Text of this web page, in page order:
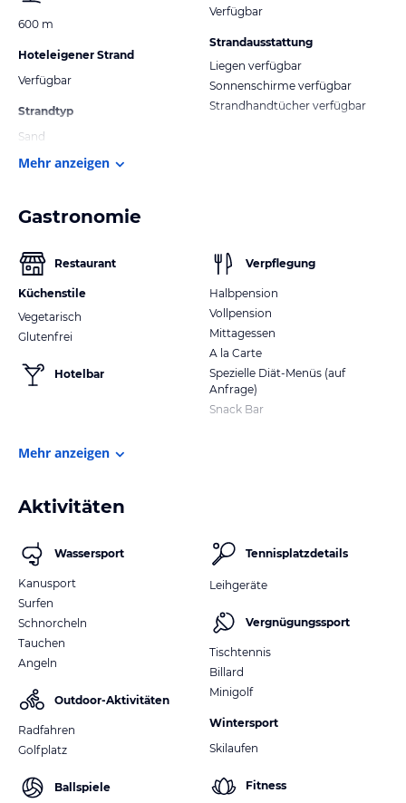
600 m
Hoteleigener Strand
Verfügbar
Strandtyp
Sand
Verfügbar
Strandausstattung
Liegen verfügbar
Sonnenschirme verfügbar
Strandhandtücher verfügbar
Mehr anzeigen
Gastronomie
Restaurant
Küchenstile
Vegetarisch
Glutenfrei
Hotelbar
Verpflegung
Halbpension
Vollpension
Mittagessen
A la Carte
Spezielle Diät-Menüs (auf
Anfrage)
Snack Bar
Mehr anzeigen
Aktivitäten
Wassersport
Kanusport
Surfen
Schnorcheln
Tauchen
Angeln
Outdoor-Aktivitäten
Radfahren
Golfplatz
Ballspiele
Tennisplatzdetails
Leihgeräte
Vergnügungssport
Tischtennis
Billard
Minigolf
Wintersport
Skilaufen
Fitness